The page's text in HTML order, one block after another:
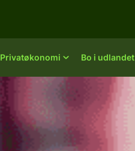
Privatøkonomi Bo i udlandet